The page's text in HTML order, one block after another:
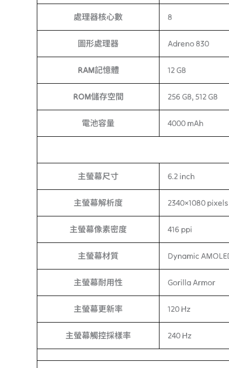
處理器核心數 8
圖形處理器 Adreno 830
RAM記憶體 12 GB
ROM儲存空間 256 GB, 512 GB
電池容量 4000 mAh
主螢幕尺寸 6.2 inch
主螢幕解析度 2340×1080 pixels
主螢幕像素密度 416 ppi
主螢幕材質 Dynamic
主螢幕耐用性 Gorilla Armor
主螢幕更新率 120 Hz
主螢幕觸控採樣率 240 Hz